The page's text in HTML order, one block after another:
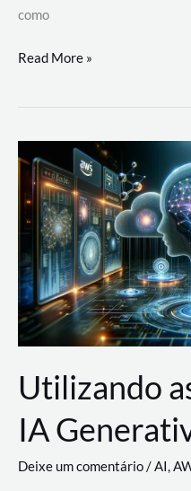
como
Desenvolvimento
um
com
AWS
Read More »
Utilizando
IA
Deixe um comentário/AI,